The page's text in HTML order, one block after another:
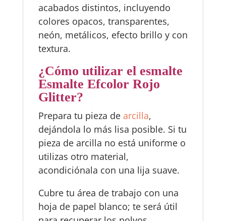
acabados distintos, incluyendo
colores opacos, transparentes,
neón, metálicos, efecto brillo y con
textura.
¿Cómo utilizar el esmalte
Esmalte Efcolor Rojo
Glitter?
Prepara tu pieza de arcilla,
dejándola lo más lisa posible. Si tu
pieza de arcilla no está uniforme o
utilizas otro material,
acondiciónala con una lija suave.
Cubre tu área de trabajo con una
hoja de papel blanco; te será útil